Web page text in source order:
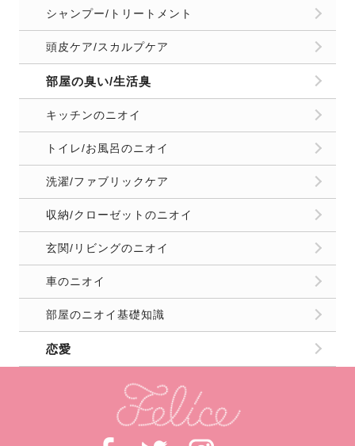
シャンプー/トリートメント
頭皮ケア/スカルプケア
部屋の臭い/生活臭
キッチンのニオイ
トイレ/お風呂のニオイ
洗濯/ファブリックケア
収納/クローゼットのニオイ
玄関/リビングのニオイ
車のニオイ
部屋のニオイ基礎知識
恋愛